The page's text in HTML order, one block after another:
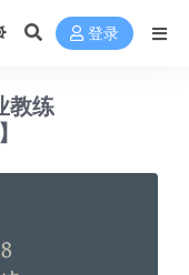
❅
登录
教练